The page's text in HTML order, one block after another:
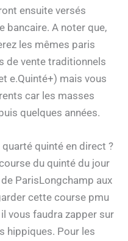
ensuite versés
bancaire. A noter que,
les mêmes paris
de vente traditionnels
e.Quinté+) mais vous
car les masses
quelques années.
quinté en direct ?
du quinté du jour
ParisLongchamp aux
cette course pmu
vous faudra zapper sur
hippiques. Pour les